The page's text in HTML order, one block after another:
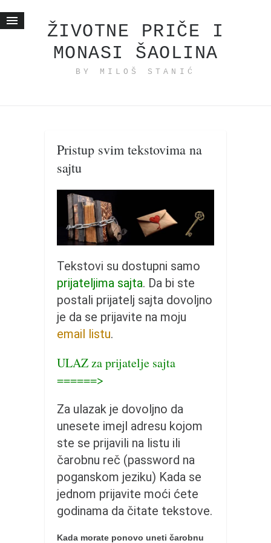
ŽIVOTNE PRIČE I
MONASI ŠAOLINA
BY MILOŠ STANIĆ
Životne priče
moj haiku
momenti i mesta
bonus sadržaj
Svetlopis
zakonopravilo
zabranjena istorija
ćirilica
porodične priče
Okinava karate
moje beleške
istorija karatea
bubishi
kihon
Pristup svim tekstovima na
sajtu
Tekstovi su dostupni samo
prijateljima sajta. Da bi ste
postali prijatelj sajta dovoljno
je da se prijavite na moju
email listu.
ULAZ za prijatelje sajta
======>
Za ulazak je dovoljno da
unesete imejl adresu kojom
ste se prijavili na listu ili
čarobnu reč (password na
poganskom jeziku) Kada se
jednom prijavite moći ćete
godinama da čitate tekstove.
Kada morate ponovo uneti čarobnu